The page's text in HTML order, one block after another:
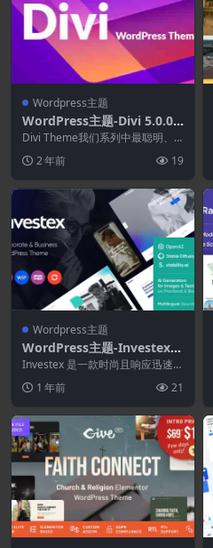
Wordpress主题
WordPress主题-Divi 5.0.0
Beta–最受欢迎的WordPres
s主题
Divi Theme我们系列中最聪明、
是极限...
2 年前 19
Wordpress主题
WordPress主题-Investex
1.19.0–企业与会计主题
Investex 是一款时尚且响应迅速的
题...1 年前 21